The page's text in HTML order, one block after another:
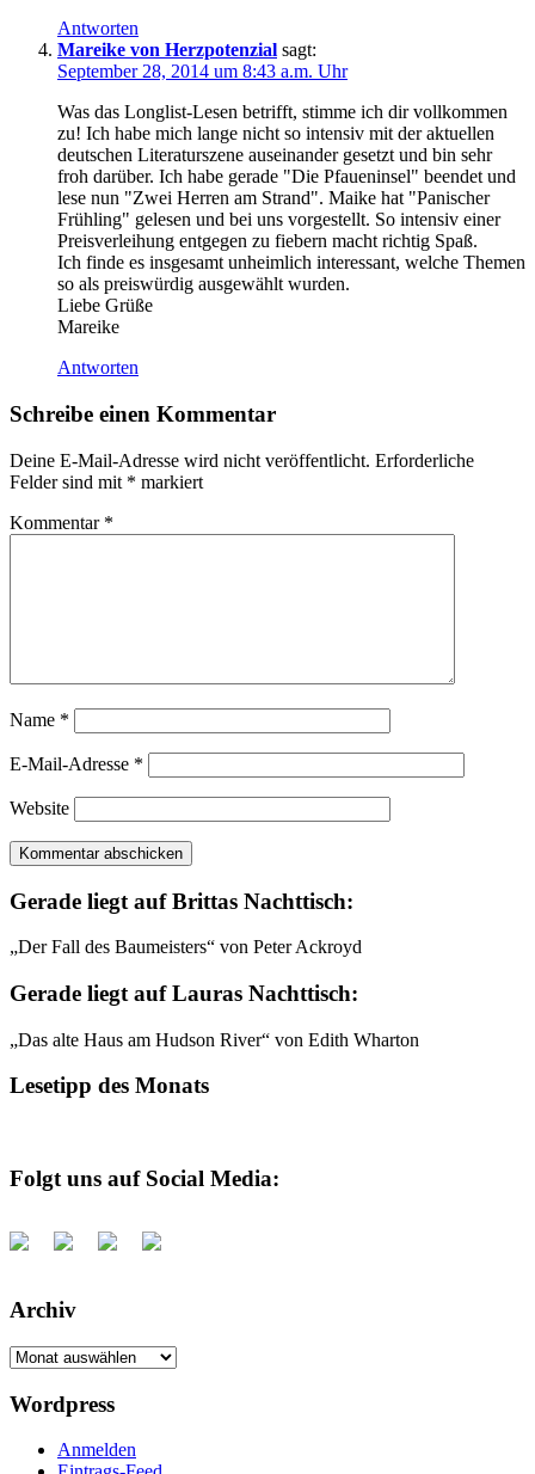
Antworten
Mareike von Herzpotenzial sagt:
September 28, 2014 um 8:43 a.m. Uhr
Was das Longlist-Lesen betrifft, stimme ich dir vollkommen
zu! Ich habe mich lange nicht so intensiv mit der aktuellen
deutschen Literaturszene auseinander gesetzt und bin sehr
froh darüber. Ich habe gerade "Die Pfaueninsel" beendet und
lese nun "Zwei Herren am Strand". Maike hat "Panischer
Frühling" gelesen und bei uns vorgestellt. So intensiv einer
Preisverleihung entgegen zu fiebern macht richtig Spaß.
Ich finde es insgesamt unheimlich interessant, welche Themen
so als preiswürdig ausgewählt wurden.
Liebe Grüße
Mareike
Antworten
Schreibe einen Kommentar
Deine E-Mail-Adresse wird nicht veröffentlicht. Erforderliche
Felder sind mit * markiert
Kommentar *
Name *
E-Mail-Adresse *
Website
Gerade liegt auf Brittas Nachttisch:
„Der Fall des Baumeisters“ von Peter Ackroyd
Gerade liegt auf Lauras Nachttisch:
„Das alte Haus am Hudson River“ von Edith Wharton
Lesetipp des Monats
Folgt uns auf Social Media:
Archiv
Archiv
Wordpress
Anmelden